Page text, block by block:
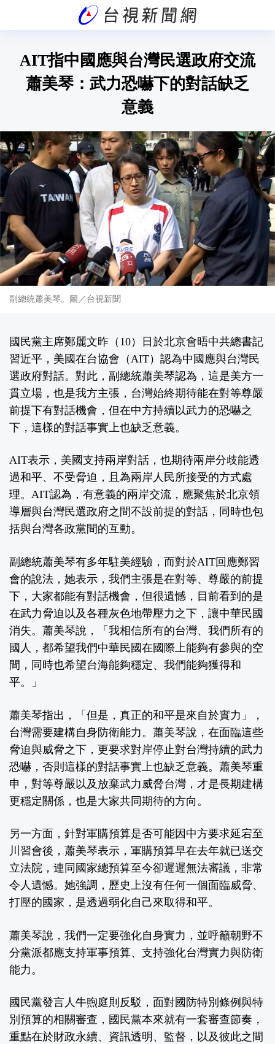
AIT指中國應與台灣民選政府交流
蕭美琴：武力恐嚇下的對話缺乏
意義
副總統蕭美琴。圖／台視新聞
國民黨主席鄭麗文昨（10）日於北京會晤中共總書記
習近平，美國在台協會（AIT）認為中國應與台灣民
選政府對話。對此，副總統蕭美琴認為，這是美方一
貫立場，也是我方主張，台灣始終期待能在對等尊嚴
前提下有對話機會，但在中方持續以武力的恐嚇之
下，這樣的對話事實上也缺乏意義。
AIT表示，美國支持兩岸對話，也期待兩岸分歧能透
過和平、不受脅迫，且為兩岸人民所接受的方式處
理。AIT認為，有意義的兩岸交流，應聚焦於北京領
導層與台灣民選政府之間不設前提的對話，同時也包
括與台灣各政黨間的互動。
副總統蕭美琴有多年駐美經驗，而對於AIT回應鄭習
會的說法，她表示，我們主張是在對等、尊嚴的前提
下，大家都能有對話機會，但很遺憾，目前看到的是
在武力脅迫以及各種灰色地帶壓力之下，讓中華民國
消失。蕭美琴說，「我相信所有的台灣、我們所有的
國人，都希望我們中華民國在國際上能夠有參與的空
間，同時也希望台海能夠穩定、我們能夠獲得和
平。」
蕭美琴指出，「但是，真正的和平是來自於實力」，
台灣需要建構自身防衛能力。蕭美琴說，在面臨這些
脅迫與威脅之下，更要求對岸停止對台灣持續的武力
恐嚇，否則這樣的對話事實上也缺乏意義。蕭美琴重
申，對等尊嚴以及放棄武力威脅台灣，才是長期建構
更穩定關係，也是大家共同期待的方向。
另一方面，針對軍購預算是否可能因中方要求延宕至
川習會後，蕭美琴表示，軍購預算早在去年就已送交
立法院，連同國家總預算至今卻遲遲無法審議，非常
令人遺憾。她強調，歷史上沒有任何一個面臨威脅、
打壓的國家，是透過弱化自己來取得和平。
蕭美琴說，我們一定要強化自身實力，並呼籲朝野不
分黨派都應支持軍事預算、支持強化台灣實力與防衛
能力。
國民黨發言人牛煦庭則反駁，面對國防特別條例與特
別預算的相關審查，國民黨本來就有一套審查節奏，
重點在於財政永續、資訊透明、監督，以及彼此之間